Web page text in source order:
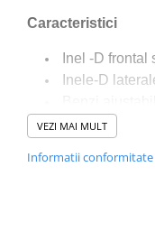
Caracteristici
Inel -D frontal
Inele-D
Cataramă
Puncte de
VEZI MAI MULT
Informatii